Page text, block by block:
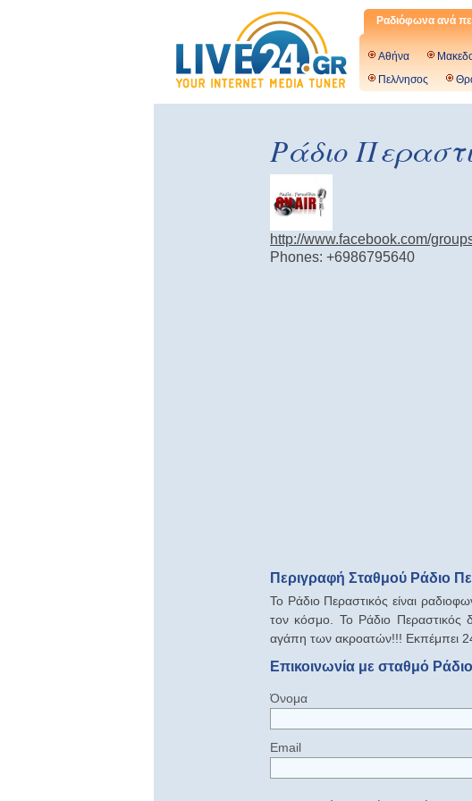
Ραδιόφωνα ανά
Αθήνα
Πελ/νησος
Ράδιο
http://www.facebook.com/
Phones: +6986795640
Περιγραφή Σταθμού Ράδιο
Το Ράδιο Περαστικός είναι
τον κόσμο. Το Ράδιο Περαστικός
αγάπη των ακροατών!!! Εκπέμπει
Επικοινωνία με σταθμό
Όνομα
Email